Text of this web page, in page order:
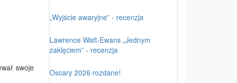
swoje
„Wyjście awaryjne” - recenzja
Lawrence Watt-Ewans „Jednym
zaklęciem” - recenzja
Oscary 2026 rozdane!